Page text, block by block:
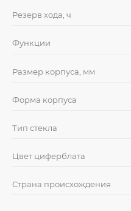
Резерв хода, ч
Функции
Размер корпуса, мм
Форма корпуса
Тип стекла
Цвет циферблата
Страна происхождения